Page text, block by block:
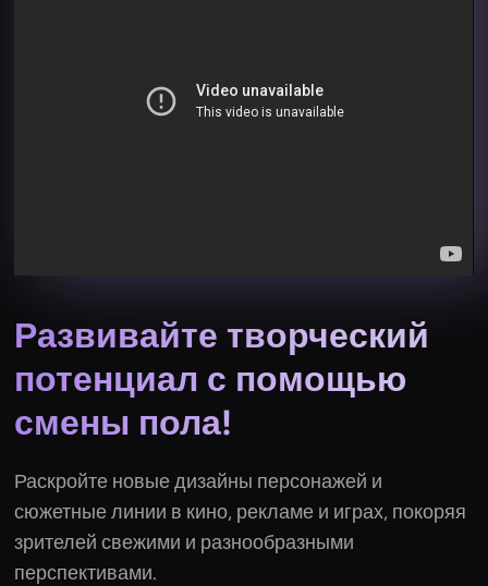
Развивайте творческий
потенциал с помощью
смены пола!
Раскройте новые дизайны персонажей и
сюжетные линии в кино, рекламе и играх, покоряя
зрителей свежими и разнообразными
перспективами.